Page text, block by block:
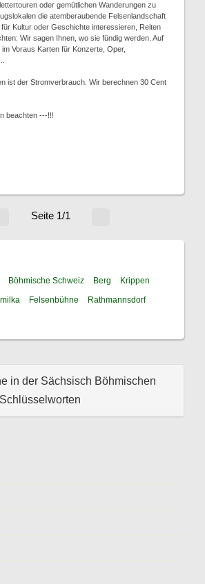
oder gemütlichen Wanderungen zu
die atemberaubende Felsenlandschaft
Kultur oder Geschichte interessieren, Reiten
Wir sagen Ihnen, wo sie fündig werden. Auf
Voraus Karten für Konzerte, Oper,
ist der Stromverbrauch. Wir berechnen 30 Cent
beachten ---!!!
Seite 1/1
Böhmische Schweiz Berg
Krippen
Felsenbühne
Rathmannsdorf
in der Sächsisch Böhmischen